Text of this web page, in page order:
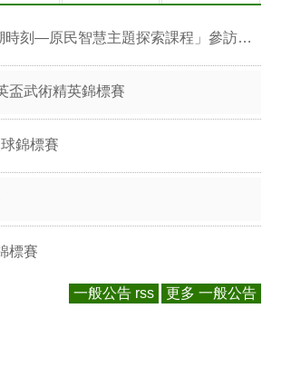
—原民智慧主題探索課程」參訪補助案
盃武術精英錦標賽
錦標賽
標賽
一般公告 rss 更多 一般公告